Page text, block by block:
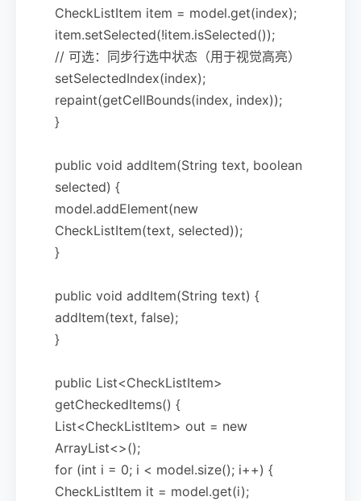
CheckListItem item = model.get(index);
item.setSelected(!item.isSelected());
// 可选：同步行选中状态（用于视觉高亮）
setSelectedIndex(index);
repaint(getCellBounds(index, index));
}
public void addItem(String text, boolean
selected) {
model.addElement(new
CheckListItem(text, selected));
}
public void addItem(String text) {
addItem(text, false);
}
public List<CheckListItem>
getCheckedItems() {
List<CheckListItem> out = new
ArrayList<>();
for (int i = 0; i < model.size(); i++) {
CheckListItem it = model.get(i);